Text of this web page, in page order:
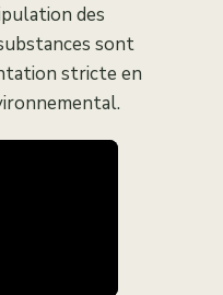
des
sont
stricte en